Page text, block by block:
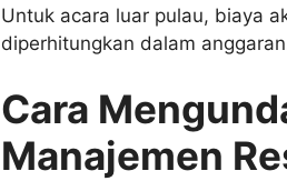
Untuk acara luar pulau, biaya
diperhitungkan dalam
Cara
Manajemen